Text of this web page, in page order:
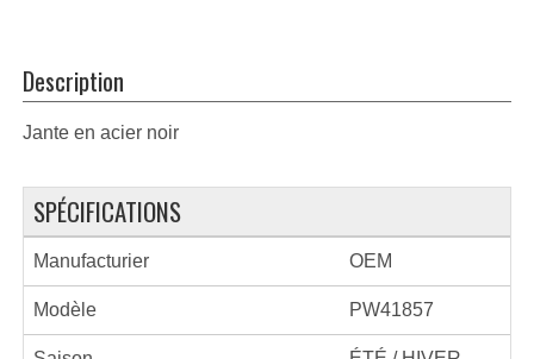
Description
Jante en acier noir
SPÉCIFICATIONS
Manufacturier OEM
Modèle PW41857